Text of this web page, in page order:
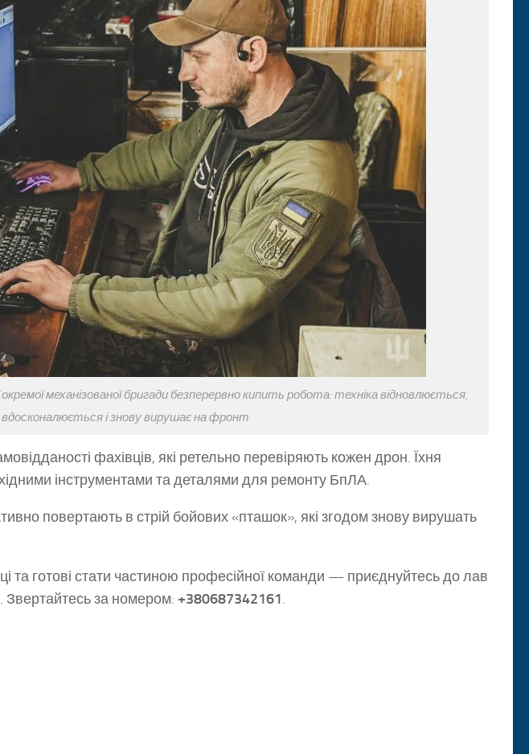
механізованої бригади безперервно кипить робота: техніка відновлюється,
вдосконалюється і знову вирушає на фронт
фахівців, які ретельно перевіряють кожен дрон. Їхня
інструментами та деталями для ремонту БпЛА.
повертають в стрій бойових «пташок», які згодом знову вирушать
та готові стати частиною професійної команди — приєднуйтесь до лав
Звертайтесь за номером: +380687342161.